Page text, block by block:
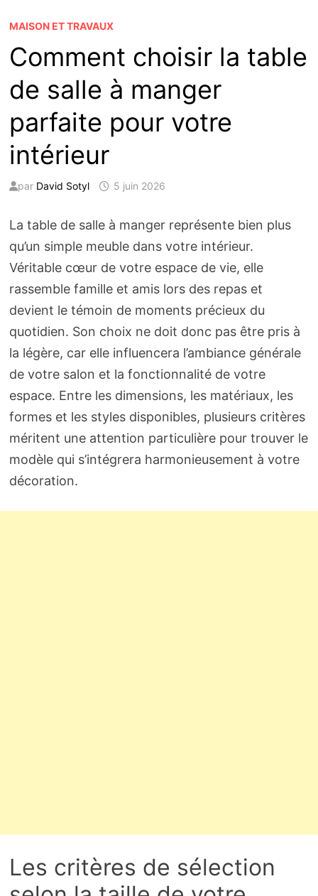
MAISON ET TRAVAUX
Comment choisir la table
de salle à manger
parfaite pour votre
intérieur
par David Sotyl 5 juin 2026
La table de salle à manger représente bien plus
qu’un simple meuble dans votre intérieur.
Véritable cœur de votre espace de vie, elle
rassemble famille et amis lors des repas et
devient le témoin de moments précieux du
quotidien. Son choix ne doit donc pas être pris à
la légère, car elle influencera l’ambiance générale
de votre salon et la fonctionnalité de votre
espace. Entre les dimensions, les matériaux, les
formes et les styles disponibles, plusieurs critères
méritent une attention particulière pour trouver le
modèle qui s’intégrera harmonieusement à votre
décoration.
Les critères de sélection